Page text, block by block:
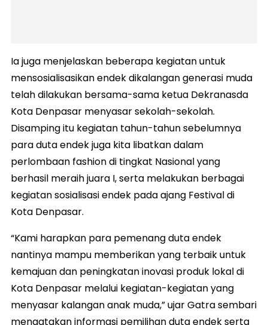
Ia juga menjelaskan beberapa kegiatan untuk
mensosialisasikan endek dikalangan generasi muda
telah dilakukan bersama-sama ketua Dekranasda
Kota Denpasar menyasar sekolah-sekolah.
Disamping itu kegiatan tahun-tahun sebelumnya
para duta endek juga kita libatkan dalam
perlombaan fashion di tingkat Nasional yang
berhasil meraih juara I, serta melakukan berbagai
kegiatan sosialisasi endek pada ajang Festival di
Kota Denpasar.
“Kami harapkan para pemenang duta endek
nantinya mampu memberikan yang terbaik untuk
kemajuan dan peningkatan inovasi produk lokal di
Kota Denpasar melalui kegiatan-kegiatan yang
menyasar kalangan anak muda,” ujar Gatra sembari
mengatakan informasi pemilihan duta endek serta